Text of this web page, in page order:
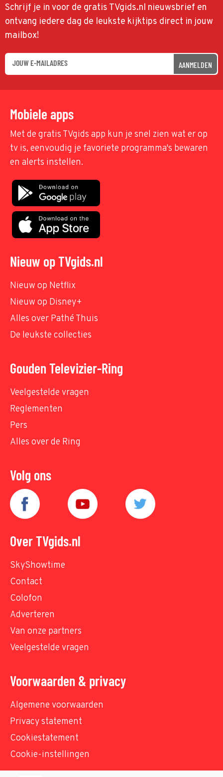
Schrijf je in voor de gratis TVgids.nl nieuwsbrief en
ontvang iedere dag de leukste kijktips direct in jouw
mailbox!
AANMELDEN
Mobiele apps
Met de gratis TVgids app kun je snel zien wat er op
tv is, eenvoudig je favoriete programma's bewaren
en alerts instellen.
Nieuw op TVgids.nl
Nieuw op Netflix
Nieuw op Disney+
Alles over Pathé Thuis
De leukste collecties
Gouden Televizier-Ring
Veelgestelde vragen
Reglementen
Pers
Alles over de Ring
Volg ons
Over TVgids.nl
SkyShowtime
Contact
Colofon
Adverteren
Van onze partners
Veelgestelde vragen
Voorwaarden & privacy
Algemene voorwaarden
Privacy statement
Cookiestatement
Cookie-instellingen